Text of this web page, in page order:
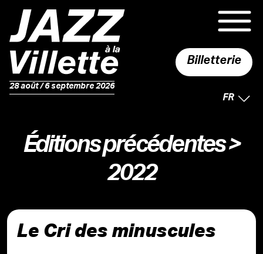
28 août / 6 septembre 2026
Billetterie
FR
Éditions précédentes>
2022
Le Cri des minuscules